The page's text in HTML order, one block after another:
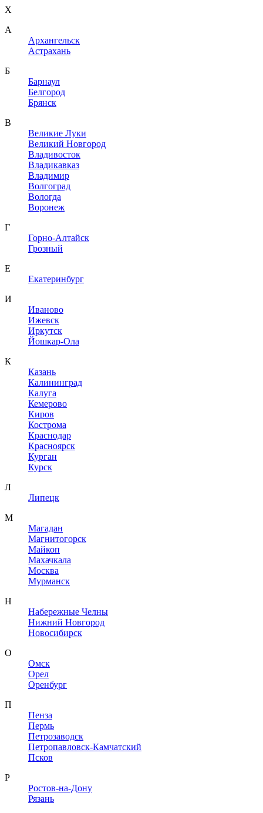
X
A
Архангельск
Астрахань
Б
Барнаул
Белгород
Брянск
В
Великие Луки
Великий Новгород
Владивосток
Владикавказ
Владимир
Волгоград
Вологда
Воронеж
Г
Горно-Алтайск
Грозный
Е
Екатеринбург
И
Иваново
Ижевск
Иркутск
Йошкар-Ола
К
Казань
Калининград
Калуга
Кемерово
Киров
Кострома
Краснодар
Красноярск
Курган
Курск
Л
Липецк
М
Магадан
Магнитогорск
Майкоп
Махачкала
Москва
Мурманск
Н
Набережные Челны
Нижний Новгород
Новосибирск
О
Омск
Орел
Оренбург
П
Пенза
Пермь
Петрозаводск
Петропавловск-Камчатский
Псков
Р
Ростов-на-Дону
Рязань